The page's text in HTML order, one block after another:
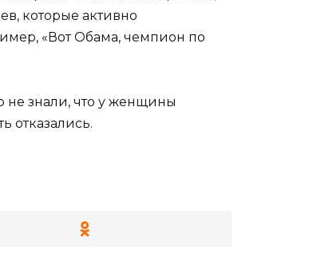
которые активно
«Вот Обама, чемпион по
знали, что у женщины
отказались.